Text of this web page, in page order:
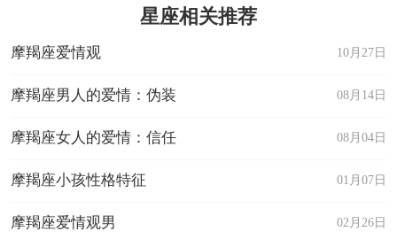
星座相关推荐
10月27日
摩羯座爱情观
08月14日
摩羯座男人的爱情：伪装
08月04日
摩羯座女人的爱情：信任
01月07日
摩羯座小孩性格特征
02月26日
摩羯座爱情观男